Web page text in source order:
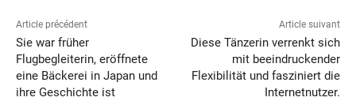
Article précédent
Sie war früher
Flugbegleiterin, eröffnete
eine Bäckerei in Japan und
ihre Geschichte ist
Article suivant
Diese Tänzerin verrenkt sich
mit beeindruckender
Flexibilität und fasziniert die
Internetnutzer.